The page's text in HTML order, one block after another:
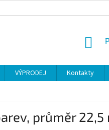
ÚDAJŮ
VÝPRODEJ Kontakty
průměr 22,5